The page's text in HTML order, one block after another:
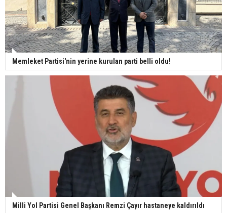
Memleket Partisi'nin yerine kurulan parti belli oldu!
Milli Yol Partisi Genel Başkanı Remzi Çayır hastaneye kaldırıldı